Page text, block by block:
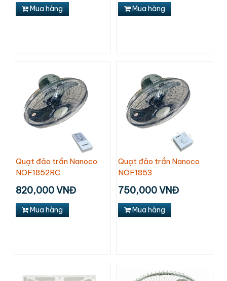
Mua hàng Mua hàng
Quạt đảo trần Nanoco
NOF1852RC
820,000 VNĐ
Mua hàng
Quạt đảo trần Nanoco
NOF1853
750,000 VNĐ
Mua hàng